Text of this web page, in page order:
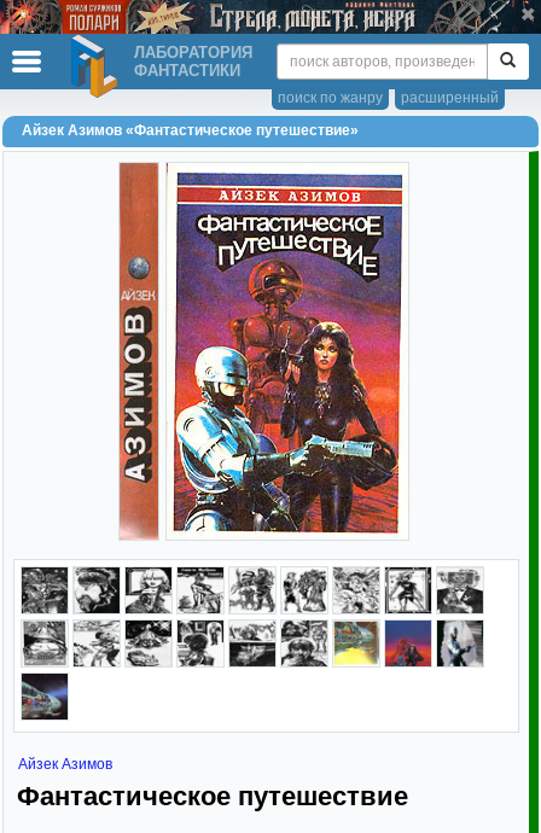
ЛАБОРАТОРИЯ
ФАНТАСТИКИ
расширенный
поиск по жанру
Айзек Азимов «Фантастическое путешествие»
Айзек Азимов
Фантастическое путешествие